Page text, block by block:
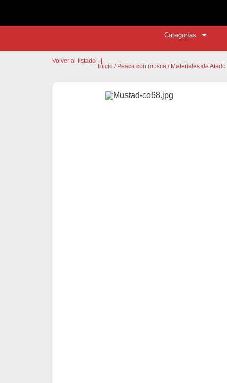
Categorías
Volver al listado
Inicio / Pesca con mosca / Materiales de Atado